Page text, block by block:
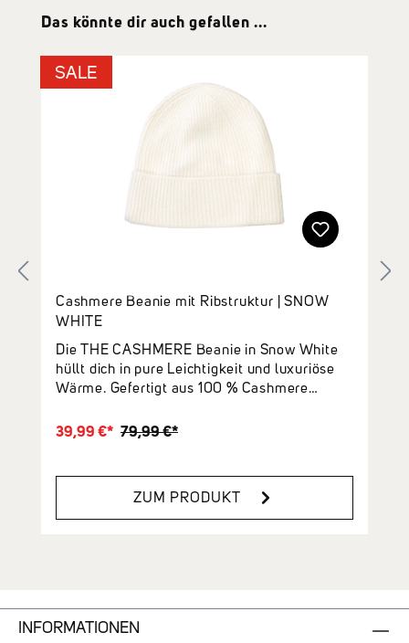
Produktgalerie überspringen
Das könnte dir auch gefallen ...
SALE
Cashmere Beanie mit Ribstruktur | SNOW
WHITE
Die THE CASHMERE Beanie in Snow White
hüllt dich in pure Leichtigkeit und luxuriöse
Wärme. Gefertigt aus 100 % Cashmere
edlen Optik. Die hochwertigen Garne sorgen
✔ Online verfügbare Farben: Tech Grey
Melange, Snow White, Dark Navy & Irish
39,99 €* 79,99 €*
ZUM PRODUKT
INFORMATIONEN